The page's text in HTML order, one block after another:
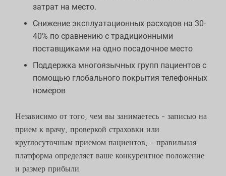
затрат на место.
Снижение эксплуатационных расходов на 30-
40% по сравнению с традиционными
поставщиками на одно посадочное место
Поддержка многоязычных групп пациентов с
помощью глобального покрытия телефонных
номеров
Независимо от того, чем вы занимаетесь - записью на
прием к врачу, проверкой страховки или
круглосуточным приемом пациентов, - правильная
платформа определяет ваше конкурентное положение
и размер прибыли.